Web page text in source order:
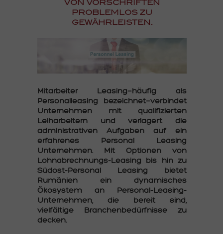
von Vorschriften
problemlos zu
gewährleisten.
Mitarbeiter Leasing—häufig als
Personalleasing bezeichnet—verbindet
Unternehmen mit qualifizierten
Leiharbeitern und verlagert die
administrativen Aufgaben auf ein
erfahrenes Personal Leasing
Unternehmen. Mit Optionen von
Lohnabrechnungs-Leasing bis hin zu
Südost-Personal Leasing bietet
Rumänien ein dynamisches
Ökosystem an Personal-Leasing-
Unternehmen, die bereit sind,
vielfältige Branchenbedürfnisse zu
decken.